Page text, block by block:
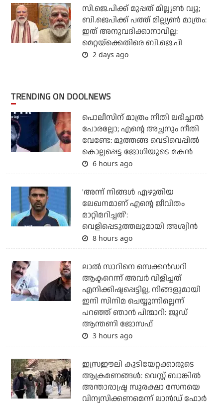
സി.ജെ.പിക്ക് മുപ്പത് മില്ല്യണ്‍ വ്യൂ;
ബി.ജെപിക്ക് പത്ത് മില്ല്യണ്‍ മാത്രം:
ഇത് അനുവദിക്കാനാവില്ല:
മെറ്റയ്‌ക്കെതിരെ ബി.ജെ.പി
2 days ago
TRENDING ON DOOLNEWS
പൊലീസിന് മാത്രം നീതി ലഭിച്ചാല്‍
പോരല്ലോ; എന്റെ അച്ഛനും നീതി
വേണ്ടേ: മുത്തങ്ങ വെടിവെപ്പില്‍
കൊല്ലപ്പെട്ട ജോഗിയുടെ മകന്‍
6 hours ago
'അന്ന് നിങ്ങള്‍ എഴുതിയ
ലേഖനമാണ് എന്റെ ജീവിതം
മാറ്റിമറിച്ചത്':
വെളിപ്പെടുത്തലുമായി അശ്വിന്‍
8 hours ago
ലാല്‍ സാറിനെ സെക്കന്‍ഡറി
ആക്ടറെന്ന് അവര്‍ വിളിച്ചത്
എനിക്കിഷ്ടപ്പെട്ടില്ല, നിങ്ങളുമായി
ഇനി സിനിമ ചെയ്യുന്നില്ലെന്ന്
പറഞ്ഞ് ഞാന്‍ പിന്മാറി: ജൂഡ്
ആന്തണി ജോസഫ്
3 hours ago
ഇസ്രഈലി കുടിയേറ്റക്കാരുടെ
ആക്രമണങ്ങള്‍: വെസ്റ്റ് ബാങ്കില്‍
അന്താരാഷ്ട്ര സുരക്ഷാ സേനയെ
വിന്യസിക്കണമെന്ന് ലാന്‍ഡ് ഫോര്‍